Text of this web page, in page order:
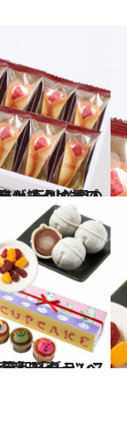
け
京駅「グランスタ杯2019夏」発表！
け